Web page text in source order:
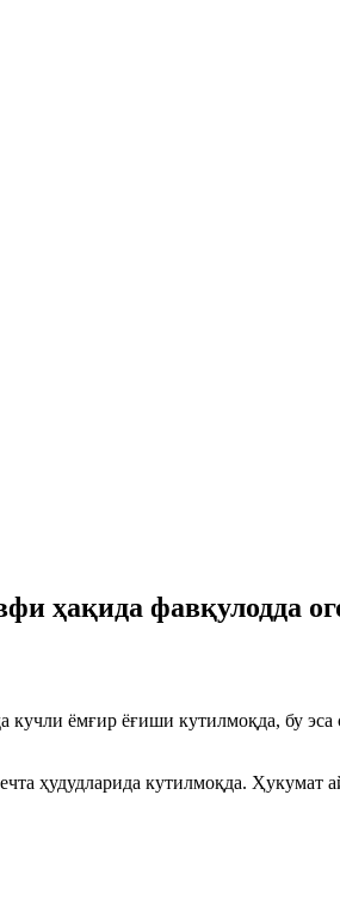
ҳақида фавқулодда
ёмғир ёғиши кутилмоқда, бу эса
ҳудудларида кутилмоқда. Ҳукумат